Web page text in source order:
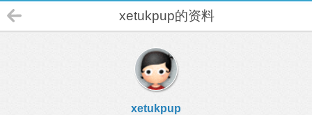
xetukpup的资料
xetukpup